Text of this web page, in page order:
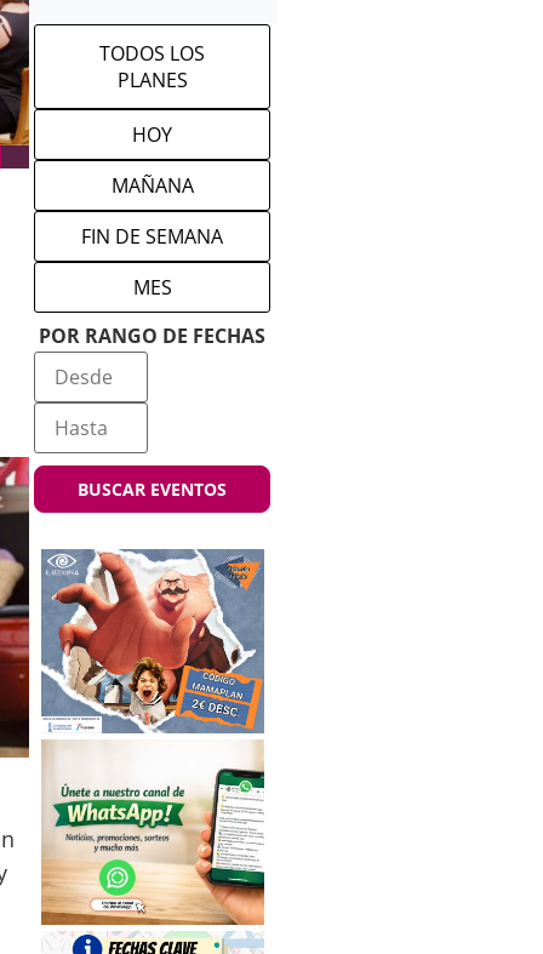
TODOS LOS
PLANES
HOY
MAÑANA
FIN DE SEMANA
MES
POR RANGO DE FECHAS
BUSCAR EVENTOS